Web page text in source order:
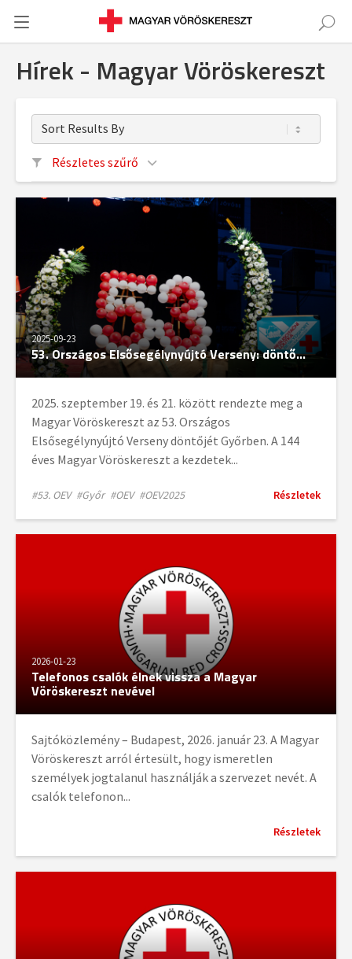
Hírek - Magyar Vöröskereszt
Részletes szűrő
CÍMKE
IDŐPONT
KULCSSZÓ VAGY KIFEJEZÉS
2025-09-23
53. Országos Elsősegélynyújtó Verseny: döntő...
2025. szeptember 19. és 21. között rendezte meg a
Magyar Vöröskereszt az 53. Országos
Elsősegélynyújtó Verseny döntőjét Győrben. A 144
éves Magyar Vöröskereszt a kezdetek...
#53. OEV #Győr #OEV #OEV2025 Részletek
2026-01-23
Telefonos csalók élnek vissza a Magyar
Vöröskereszt nevével
Sajtóközlemény – Budapest, 2026. január 23. A Magyar
Vöröskereszt arról értesült, hogy ismeretlen
személyek jogtalanul használják a szervezet nevét. A
csalók telefonon...
Részletek